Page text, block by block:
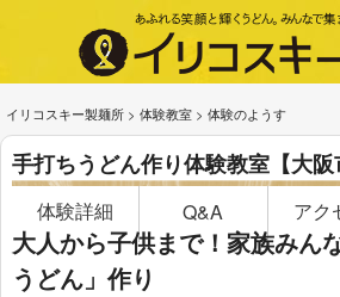
イリコスキー製麺所 > 体験教室 > 体験のようす
手打ちうどん作り体験教室【大阪
体験詳細 Q&A アク
大人から子供まで！家族みん
うどん」作り